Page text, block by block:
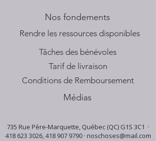
Nos fondements
​Rendre les ressources disponibles
Tâches des bénévoles
Tarif de livraison
Conditions de Remboursement
Médias
735 Rue Père-Marquette, Québec (QC) G1S 3C1 ·
418 623 3026,418 907 9790· noschoses@mail.com